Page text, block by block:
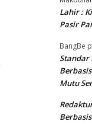
Lahir :
Pasir
BangBe
Standar
Mutu